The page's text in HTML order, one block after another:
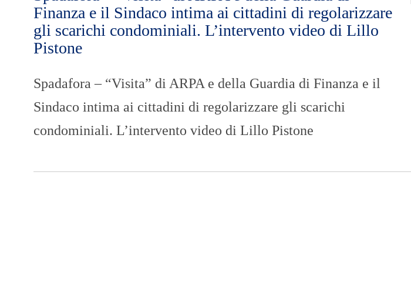
R
T
S
o
r
Finanza e il Sindaco intima ai cittadini di regolarizzare
gli scarichi condominiali. L’intervento video di Lillo
Pistone
Spadafora – “Visita” di ARPA e della Guardia di Finanza e il
Sindaco intima ai cittadini di regolarizzare gli scarichi
condominiali. L’intervento video di Lillo Pistone